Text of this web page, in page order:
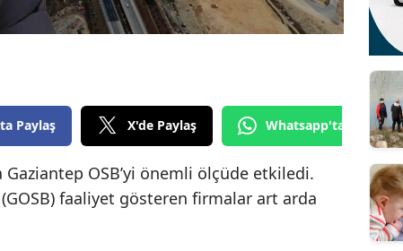
Elazığ
Eskişehir
Gaziantep
Giresun
Paylaş X'de Paylaş Whatsapp'tan Gönder
OSB’yi önemli ölçüde etkiledi.
faaliyet gösteren firmalar art arda